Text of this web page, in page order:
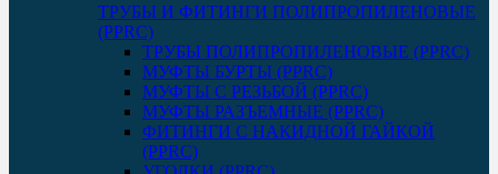
ТРУБЫ И ФИТИНГИ ПОЛИПРОПИЛЕНОВЫЕ
(PPRC)
ТРУБЫ ПОЛИПРОПИЛЕНОВЫЕ (PPRC)
МУФТЫ БУРТЫ (PPRC)
МУФТЫ C РЕЗЬБОЙ (PPRC)
МУФТЫ РАЗЪЕМНЫЕ (PPRC)
ФИТИНГИ С НАКИДНОЙ ГАЙКОЙ
(PPRC)